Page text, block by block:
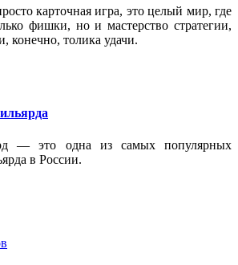
карточная игра, это целый мир, где
фишки, но и мастерство стратегии,
конечно, толика удачи.
— это одна из самых популярных
в России.